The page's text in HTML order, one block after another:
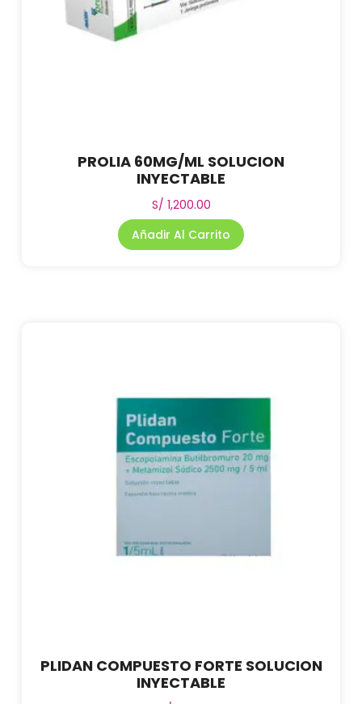
PROLIA 60MG/ML SOLUCION
INYECTABLE
S/ 1,200.00
Añadir Al Carrito
PLIDAN COMPUESTO FORTE SOLUCION
INYECTABLE